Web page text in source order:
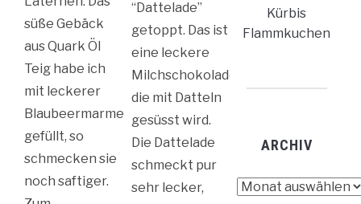
süße Gebäck
aus Quark Öl
Teig habe ich
mit leckerer
Blaubeermarmelade
gefüllt, so
schmecken sie
noch saftiger.
“Dattelade”
getoppt. Das ist
eine leckere
Milchschokolade,
die mit Datteln
gesüsst wird.
Die Dattelade
schmeckt pur
sehr lecker,
Kürbis
Flammkuchen
ARCHIV
Archiv